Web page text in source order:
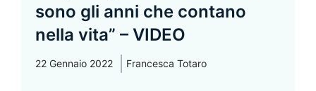
sono gli anni che contano
nella vita” – VIDEO
22 Gennaio 2022 Francesca Totaro